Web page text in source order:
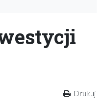
Drukuj